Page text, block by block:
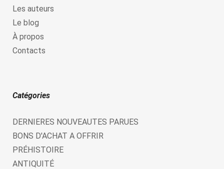
Les auteurs
Le blog
À propos
Contacts
Catégories
DERNIERES NOUVEAUTES PARUES
BONS D'ACHAT A OFFRIR
PRÉHISTOIRE
ANTIQUITÉ